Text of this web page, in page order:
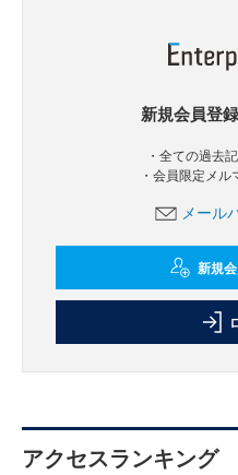
新規会員登録
・全ての過去
・会員限定メ
メール
新規
アクセスランキング